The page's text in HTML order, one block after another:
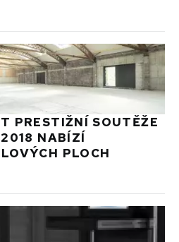
PRESTIŽNÍ SOUTĚŽE
NABÍZÍ
PLOCH